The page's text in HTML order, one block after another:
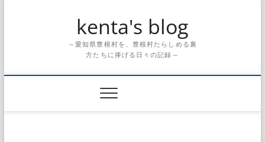
kenta's blog
～愛知県豊根村を、豊根村たらしめる裏
方たちに捧げる日々の記録～